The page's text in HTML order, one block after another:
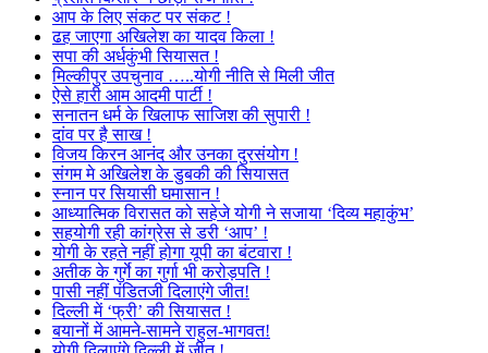
आप के लिए संकट पर संकट !
ढह जाएगा अखिलेश का यादव किला !
सपा की अर्धकुंभी सियासत !
मिल्कीपुर उपचुनाव …..योगी नीति से मिली जीत
ऐसे हारी आम आदमी पार्टी !
सनातन धर्म के खिलाफ साजिश की सुपारी !
दांव पर है साख !
विजय किरन आनंद और उनका दुरसंयोग !
संगम मे अखिलेश के डुबकी की सियासत
स्नान पर सियासी घमासान !
आध्यात्मिक विरासत को सहेजे योगी ने सजाया ‘दिव्य महाकुंभ’
सहयोगी रही कांग्रेस से डरी ‘आप’ !
योगी के रहते नहीं होगा यूपी का बंटवारा !
अतीक के गुर्गे का गुर्गा भी करोड़पति !
पासी नहीं पंडितजी दिलाएंगे जीत!
दिल्ली में ‘फ्री’ की सियासत !
बयानों में आमने-सामने राहुल-भागवत!